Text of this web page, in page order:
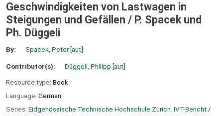
Geschwindigkeiten von Lastwagen in
Steigungen und Gefällen / P. Spacek und
Ph. Düggeli
By: Spacek, Peter[aut]
Contributor(s): Düggeli, Philipp [aut]
Resource type: Book
Language: German
Series: Eidgenössische Technische Hochschule Zürich. IVT-Bericht /